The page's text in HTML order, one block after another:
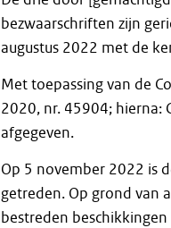
bezwaarschriften zijn
augustus 2022 met de
Met toepassing van de
2020, nr. 45904; hierna:
afgegeven.
Op 5 november 2022 is
getreden. Op grond van
bestreden